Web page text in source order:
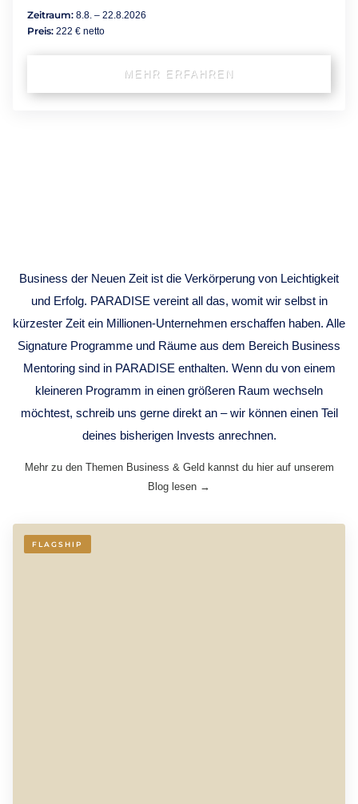
Zeitraum: 8.8. – 22.8.2026
Preis: 222 € netto
MEHR ERFAHREN
Business der Neuen Zeit ist die Verkörperung von Leichtigkeit
und Erfolg. PARADISE vereint all das, womit wir selbst in
kürzester Zeit ein Millionen-Unternehmen erschaffen haben. Alle
Signature Programme und Räume aus dem Bereich Business
Mentoring sind in PARADISE enthalten. Wenn du von einem
kleineren Programm in einen größeren Raum wechseln
möchtest, schreib uns gerne direkt an – wir können einen Teil
deines bisherigen Invests anrechnen.
Mehr zu den Themen Business & Geld kannst du hier auf unserem
Blog lesen →
FLAGSHIP